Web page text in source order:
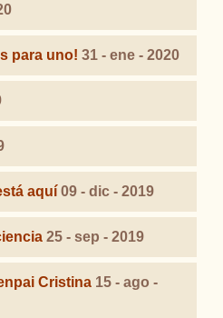
para uno! 31 - ene - 2020
aquí 09 - dic - 2019
25 - sep - 2019
Cristina 15 - ago -